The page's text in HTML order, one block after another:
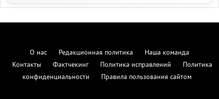
О нас Редакционная политика
Наша команда
Контакты
Фактчекинг Политика исправлений
Политика
конфиденциальности
Правила пользования сайтом